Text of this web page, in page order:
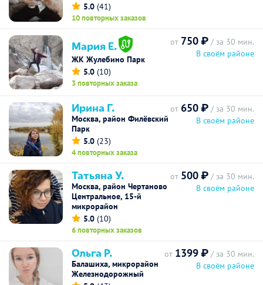
5.0 (41)
10 повторных заказов
Мария Е.
ЖК Жулебино Парк
5.0 (10)
3 повторных заказа
от 750 ₽ / за 30 мин.
В своём районе
Ирина Г.
Москва, район Филёвский
Парк
5.0 (23)
4 повторных заказа
от 650 ₽ / за 30 мин.
В своём районе
Татьяна У.
Москва, район Чертаново
Центральное, 15-й
микрорайон
5.0 (10)
6 повторных заказов
от 500 ₽ / за 30 мин.
В своём районе
Ольга Р.
Балашиха, микрорайон
Железнодорожный
от 1399 ₽ / за 30 мин.
В своём районе